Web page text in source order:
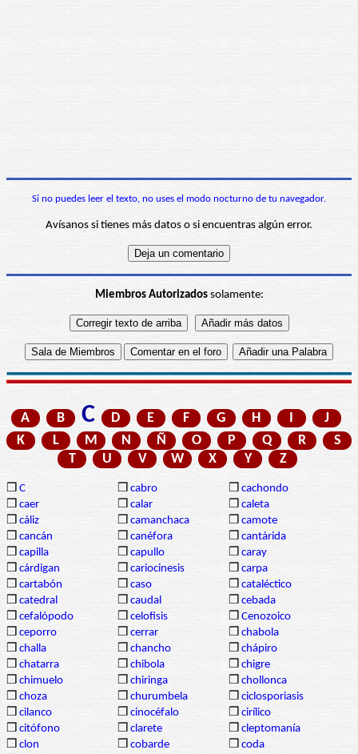
Si no puedes leer el texto, no uses el modo nocturno de tu navegador.
Avísanos si tienes más datos o si encuentras algún error.
Miembros Autorizadossolamente:
A B C D E F G H I
J
K
L M N Ñ O P Q R
S
T
U V W X Y Z
❒ C ❒ cabro ❒ cachondo
❒ caer ❒ calar ❒ caleta
❒ cáliz ❒ camanchaca ❒ camote
❒ cancán ❒ canéfora ❒ cantárida
❒ capilla ❒ capullo ❒ caray
❒ cárdigan ❒ cariocinesis ❒ carpa
❒ cartabón ❒ caso ❒ cataléctico
❒ catedral ❒ caudal ❒ cebada
❒ cefalópodo ❒ celofisis ❒ Cenozoico
❒ ceporro ❒ cerrar ❒ chabola
❒ challa ❒ chancho ❒ chápiro
❒ chatarra ❒ chibola ❒ chigre
❒ chimuelo ❒ chiringa ❒ chollonca
❒ choza ❒ churumbela ❒ ciclosporiasis
❒ cilanco ❒ cinocéfalo ❒ cirílico
❒ citófono ❒ clarete ❒ cleptomanía
❒ clon ❒ cobarde ❒ coda